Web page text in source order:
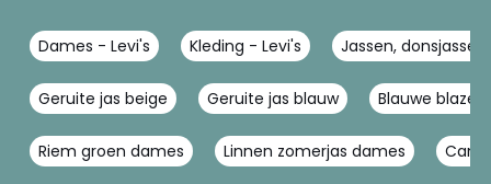
Dames - Levi's Kleding - Levi's Jassen,
Geruite jas beige Geruite jas blauw Blauwe
Riem groen dames Linnen zomerjas dames